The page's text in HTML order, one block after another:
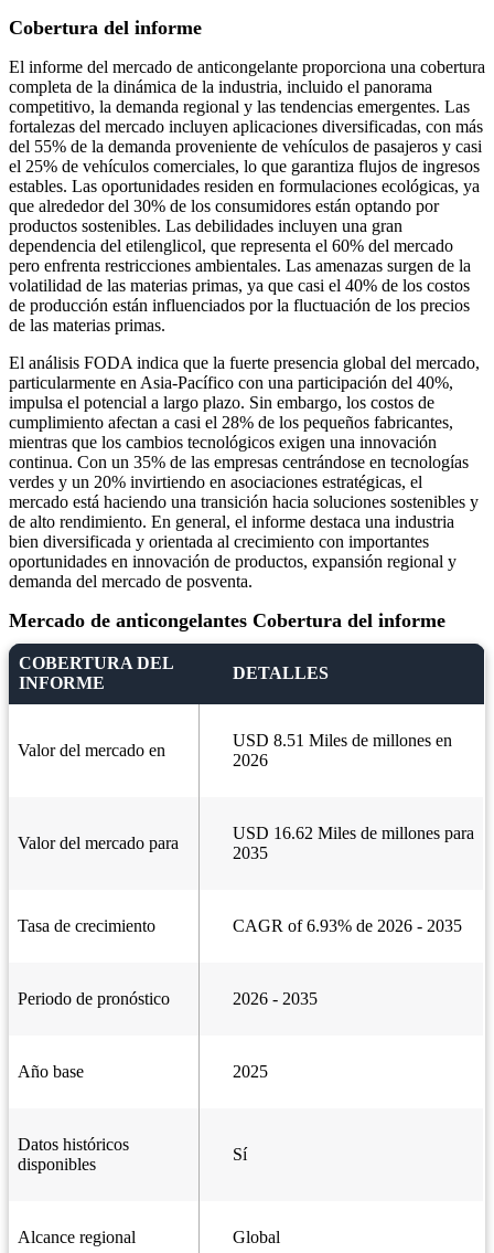
Cobertura del informe
El informe del mercado de anticongelante proporciona una cobertura
completa de la dinámica de la industria, incluido el panorama
competitivo, la demanda regional y las tendencias emergentes. Las
fortalezas del mercado incluyen aplicaciones diversificadas, con más
del 55% de la demanda proveniente de vehículos de pasajeros y casi
el 25% de vehículos comerciales, lo que garantiza flujos de ingresos
estables. Las oportunidades residen en formulaciones ecológicas, ya
que alrededor del 30% de los consumidores están optando por
productos sostenibles. Las debilidades incluyen una gran
dependencia del etilenglicol, que representa el 60% del mercado
pero enfrenta restricciones ambientales. Las amenazas surgen de la
volatilidad de las materias primas, ya que casi el 40% de los costos
de producción están influenciados por la fluctuación de los precios
de las materias primas.
El análisis FODA indica que la fuerte presencia global del mercado,
particularmente en Asia-Pacífico con una participación del 40%,
impulsa el potencial a largo plazo. Sin embargo, los costos de
cumplimiento afectan a casi el 28% de los pequeños fabricantes,
mientras que los cambios tecnológicos exigen una innovación
continua. Con un 35% de las empresas centrándose en tecnologías
verdes y un 20% invirtiendo en asociaciones estratégicas, el
mercado está haciendo una transición hacia soluciones sostenibles y
de alto rendimiento. En general, el informe destaca una industria
bien diversificada y orientada al crecimiento con importantes
oportunidades en innovación de productos, expansión regional y
demanda del mercado de posventa.
Mercado de anticongelantes Cobertura del informe
COBERTURA DEL
INFORME
DETALLES
Valor del mercado en
USD 8.51 Miles de millones en
2026
Valor del mercado para
USD 16.62 Miles de millones para
2035
Tasa de crecimiento CAGR of 6.93% de 2026 - 2035
Periodo de pronóstico 2026 - 2035
Año base 2025
Datos históricos
disponibles
Sí
Alcance regional Global